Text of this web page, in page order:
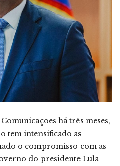
há três meses,
tem intensificado as
o compromisso com as
do presidente Lula